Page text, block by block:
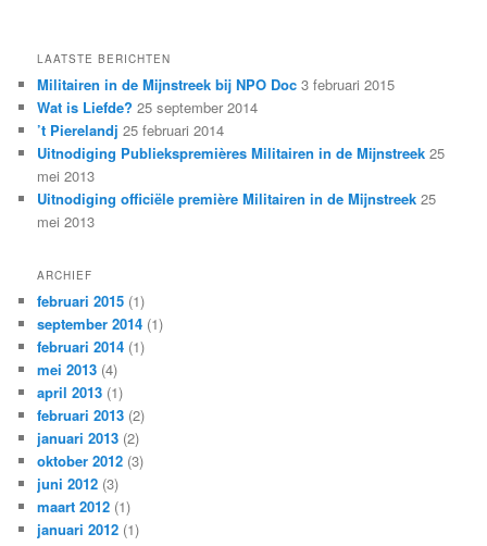
LAATSTE BERICHTEN
Militairen in de Mijnstreek bij NPO Doc 3 februari 2015
Wat is Liefde? 25 september 2014
’t Pierelandj 25 februari 2014
Uitnodiging Publiekspremières Militairen in de Mijnstreek 25
mei 2013
Uitnodiging officiële première Militairen in de Mijnstreek 25
mei 2013
ARCHIEF
februari 2015 (1)
september 2014 (1)
februari 2014 (1)
mei 2013 (4)
april 2013 (1)
februari 2013 (2)
januari 2013 (2)
oktober 2012 (3)
juni 2012 (3)
maart 2012 (1)
januari 2012 (1)